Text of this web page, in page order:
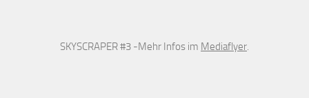
SKYSCRAPER #3 -Mehr Infos im Mediaflyer.